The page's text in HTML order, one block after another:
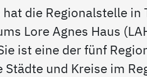
die Regionalstelle in
Lore Agnes Haus
ist eine der fünf
Städte und Kreise im